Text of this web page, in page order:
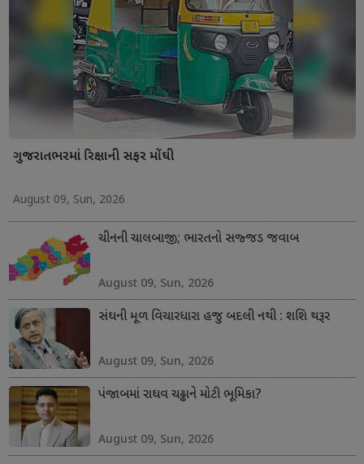
ગુજરાતભરમાં રિક્ષાની સફર મોંઘી
August 09, Sun, 2026
ચીનની ચાલબાજી; ભારતનો સજ્જડ જવાબ
August 09, Sun, 2026
સંઘની મૂળ વિચારધારા હજુ બદલી નથી : શશિ થરૂર
August 09, Sun, 2026
પંજાબમાં રાઘવ ચઢ્ઢાને મોટી ભૂમિકા?
August 09, Sun, 2026